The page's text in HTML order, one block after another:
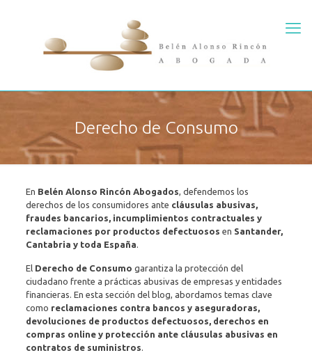
Derecho de Consumo
En Belén Alonso Rincón Abogados, defendemos los
derechos de los consumidores ante cláusulas abusivas,
fraudes bancarios, incumplimientos contractuales y
reclamaciones por productos defectuosos en Santander,
Cantabria y toda España.
El Derecho de Consumo garantiza la protección del
ciudadano frente a prácticas abusivas de empresas y entidades
financieras. En esta sección del blog, abordamos temas clave
como reclamaciones contra bancos y aseguradoras,
devoluciones de productos defectuosos, derechos en
compras online y protección ante cláusulas abusivas en
contratos de suministros.